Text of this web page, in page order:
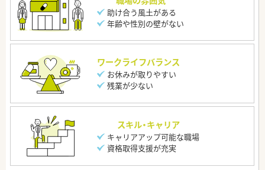
助け合う風土がある
年齢や性別の壁がない
ワークライフバランス
お休みが取りやすい
残業が少ない
スキル・キャリア
キャリアアップ可能な職場
資格取得支援が充実